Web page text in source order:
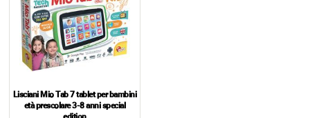
Lisciani Mio Tab 7 tablet per bambini
età prescolare 3-8 anni special